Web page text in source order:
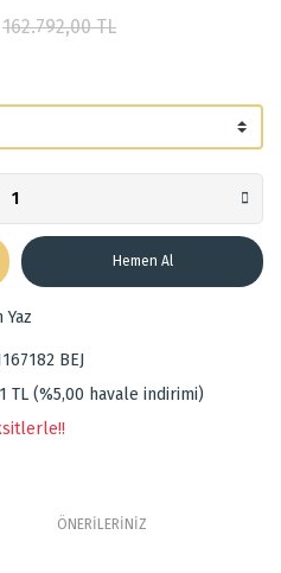
162.792,00 TL
Hemen Al
Yaz
BEJ
TL (%5,00 havale indirimi)
ÖNERİLERİNİZ